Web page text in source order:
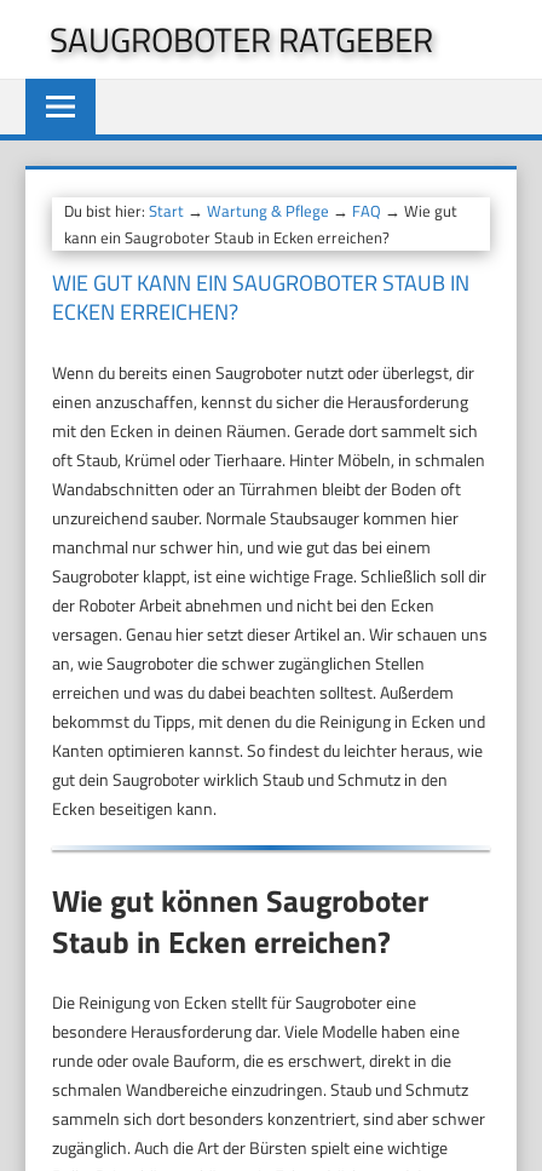
springen
SAUGROBOTER RATGEBER
Du bist hier:Start →Wartung & Pflege → FAQ → Wie gut
kann ein Saugroboter Staub in Ecken erreichen?
WIE GUT KANN EIN SAUGROBOTER STAUB IN
ECKEN ERREICHEN?
Wenn du bereits einen Saugroboter nutzt oder überlegst, dir
einen anzuschaffen, kennst du sicher die Herausforderung
mit den Ecken in deinen Räumen. Gerade dort sammelt sich
oft Staub, Krümel oder Tierhaare. Hinter Möbeln, in schmalen
Wandabschnitten oder an Türrahmen bleibt der Boden oft
unzureichend sauber. Normale Staubsauger kommen hier
manchmal nur schwer hin, und wie gut das bei einem
Saugroboter klappt, ist eine wichtige Frage. Schließlich soll dir
der Roboter Arbeit abnehmen und nicht bei den Ecken
versagen. Genau hier setzt dieser Artikel an. Wir schauen uns
an, wie Saugroboter die schwer zugänglichen Stellen
erreichen und was du dabei beachten solltest. Außerdem
bekommst du Tipps, mit denen du die Reinigung in Ecken und
Kanten optimieren kannst. So findest du leichter heraus, wie
gut dein Saugroboter wirklich Staub und Schmutz in den
Ecken beseitigen kann.
Wie gut können Saugroboter
Staub in Ecken erreichen?
Die Reinigung von Ecken stellt für Saugroboter eine
besondere Herausforderung dar. Viele Modelle haben eine
runde oder ovale Bauform, die es erschwert, direkt in die
schmalen Wandbereiche einzudringen. Staub und Schmutz
sammeln sich dort besonders konzentriert, sind aber schwer
zugänglich. Auch die Art der Bürsten spielt eine wichtige